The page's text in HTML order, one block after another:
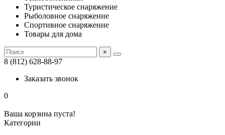
Туристическое снаряжение
Рыболовное снаряжение
Спортивное снаряжение
Товары для дома
×
8 (812) 628-88-97
Заказать звонок
0
Ваша корзина пуста!
Категории